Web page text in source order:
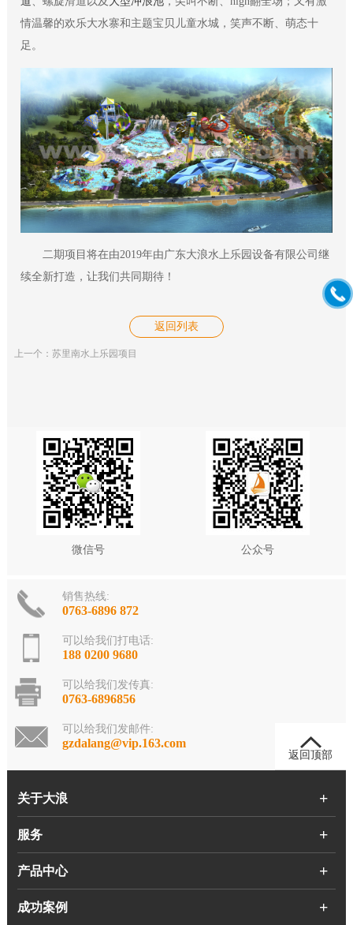
情温馨的欢乐大水寨和主题宝贝儿童水城，笑声不断、萌态十
足。
二期项目将在由2019年由广东大浪水上乐园设备有限公司继
续全新打造，让我们共同期待！
返回列表
上一个：苏里南水上乐园项目
返回顶部
微信号 公众号
销售热线:
0763-6896 872
可以给我们打电话:
188 0200 9680
可以给我们发传真:
0763-6896856
可以给我们发邮件:
gzdalang@vip.163.com
关于大浪
服务
产品中心
成功案例